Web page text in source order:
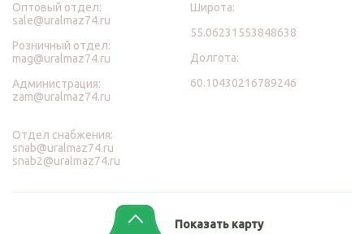
Оптовый отдел:
sale@uralmaz74.ru
Розничный отдел:
mag@uralmaz74.ru
Администрация:
zam@uralmaz74.ru
Отдел снабжения:
snab@uralmaz74.ru
snab2@uralmaz74.ru
Широта:
55.06231553848638
Долгота:
60.10430216789246
Показать карту